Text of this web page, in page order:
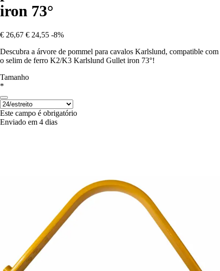
iron 73°
€ 26,67 € 24,55 -8%
Descubra a árvore de pommel para cavalos Karlslund, compatible com
o selim de ferro K2/K3 Karlslund Gullet iron 73°!
Tamanho
*
Este campo é obrigatório
Enviado em 4 dias